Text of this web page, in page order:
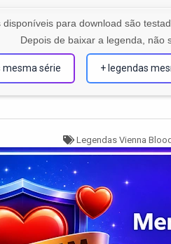
disponíveis para download são
Depois de baixar a legenda, não
mesma série + legendas
Tagged
Legendas Vienna